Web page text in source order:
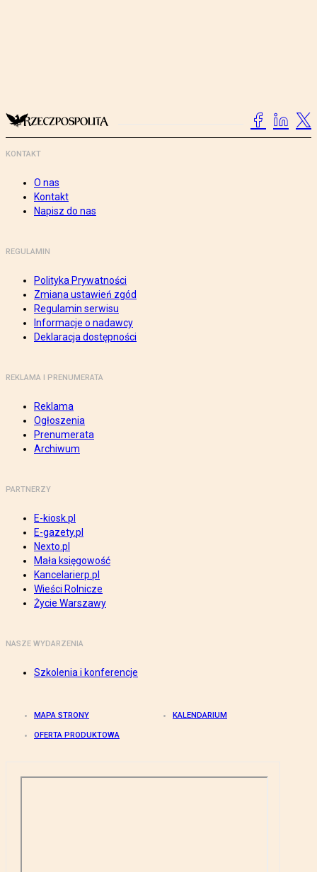
KONTAKT
O nas
Kontakt
Napisz do nas
REGULAMIN
Polityka Prywatności
Zmiana ustawień zgód
Regulamin serwisu
Informacje o nadawcy
Deklaracja dostępności
REKLAMA I PRENUMERATA
Reklama
Ogłoszenia
Prenumerata
Archiwum
PARTNERZY
E-kiosk.pl
E-gazety.pl
Nexto.pl
Mała księgowość
Kancelarierp.pl
Wieści Rolnicze
Życie Warszawy
NASZE WYDARZENIA
Szkolenia i konferencje
MAPA STRONY KALENDARIUM
OFERTA PRODUKTOWA